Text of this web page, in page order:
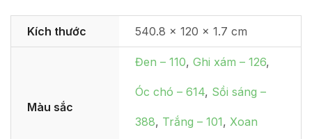
Kích thước 540.8 × 120 × 1.7 cm
Màu sắc
Đen – 110, Ghi xám – 126,
Óc chó – 614, Sồi sáng –
388, Trắng – 101, Xoan